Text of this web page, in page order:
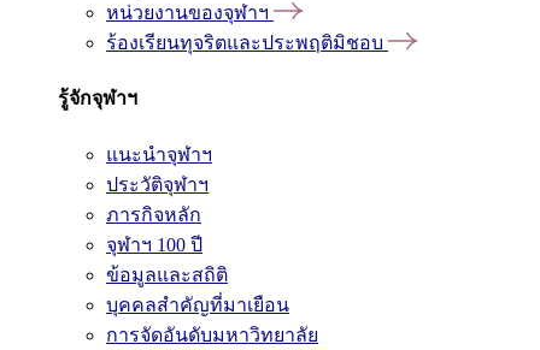
หน่วยงานของจุฬาฯ
ร้องเรียนทุจริตและประพฤติมิชอบ
รู้จักจุฬาฯ
แนะนำจุฬาฯ
ประวัติจุฬาฯ
ภารกิจหลัก
จุฬาฯ 100 ปี
ข้อมูลและสถิติ
บุคคลสำคัญที่มาเยือน
การจัดอันดับมหาวิทยาลัย